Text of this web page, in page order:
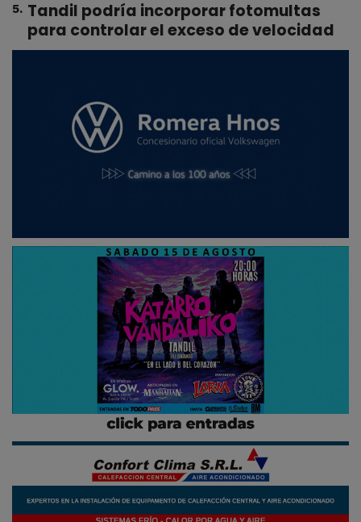
5. Tandil podría incorporar fotomultas
para controlar el exceso de velocidad